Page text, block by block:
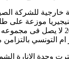
بالتزامن